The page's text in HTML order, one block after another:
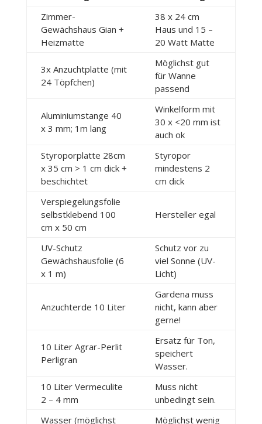
Zimmer-
Gewächshaus Gian +
Heizmatte
38 x 24 cm
Haus und 15 –
20 Watt Matte
3x Anzuchtplatte (mit
24 Töpfchen)
Möglichst gut
für Wanne
passend
Aluminiumstange 40
x 3 mm; 1m lang
Winkelform mit
30 x <20 mm ist
auch ok
Styroporplatte 28cm
x 35 cm > 1 cm dick +
beschichtet
Styropor
mindestens 2
cm dick
Verspiegelungsfolie
selbstklebend 100
cm x 50 cm
Hersteller egal
UV-Schutz
Gewächshausfolie (6
x 1 m)
Schutz vor zu
viel Sonne (UV-
Licht)
Anzuchterde 10 Liter
Gardena muss
nicht, kann aber
gerne!
10 Liter Agrar-Perlit
Perligran
Ersatz für Ton,
speichert
Wasser.
10 Liter Vermeculite
2 – 4 mm
Muss nicht
unbedingt sein.
Wasser (möglichst
Möglichst wenig